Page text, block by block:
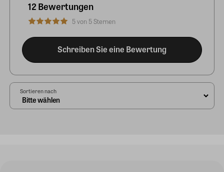
12 Bewertungen
5 von 5 Sternen
Schreiben Sie eine Bewertung
Sortieren nach